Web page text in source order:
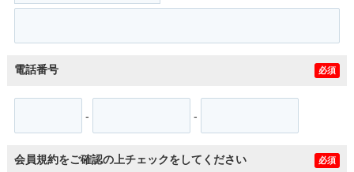
電話番号 必須
- -
会員規約をご確認の上チェックをしてください 必須